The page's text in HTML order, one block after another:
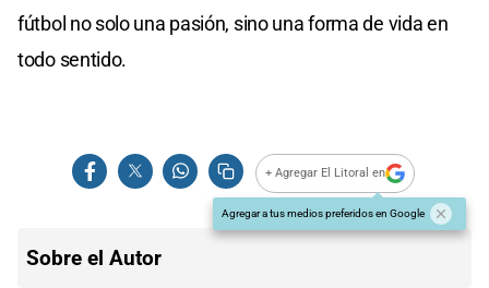
fútbol no solo una pasión, sino una forma de vida en
todo sentido.
+ Agregar El Litoral en
Agregar a tus medios preferidos en Google
Sobre el Autor